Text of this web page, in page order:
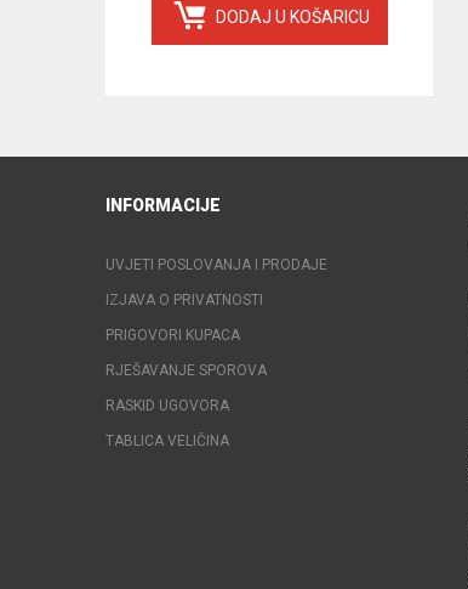
DODAJ U KOŠARICU
INFORMACIJE
UVJETI POSLOVANJA I PRODAJE
IZJAVA O PRIVATNOSTI
PRIGOVORI KUPACA
RJEŠAVANJE SPOROVA
RASKID UGOVORA
TABLICA VELIČINA